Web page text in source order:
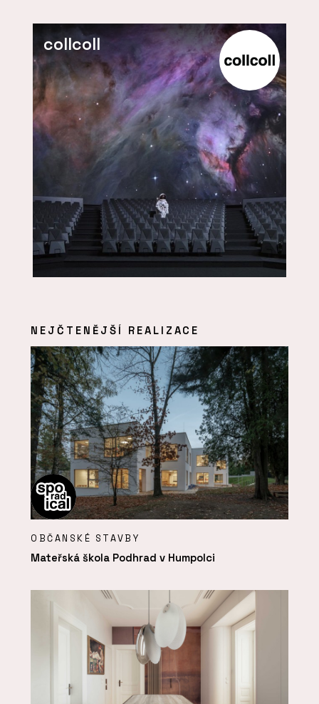
collcoll
NEJČTENĚJŠÍ REALIZACE
OBČANSKÉ STAVBY
Mateřská škola Podhrad v Humpolci